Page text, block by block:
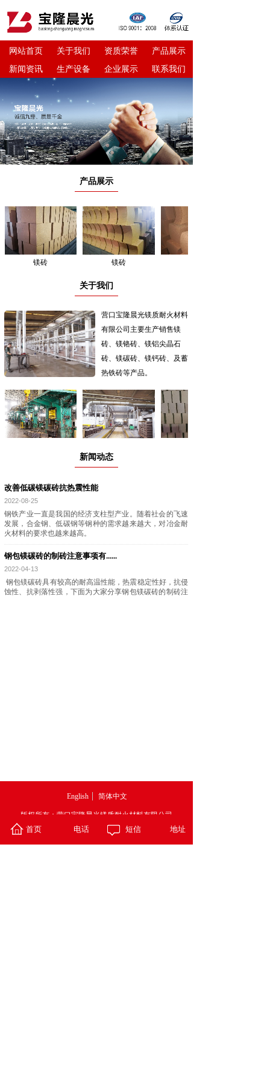
网站首页 关于我们 资质荣誉
产品展示
新闻资讯
生产设备 企业展示 联系我们
产品展示
镁砖 镁砖
关于我们
营口宝隆晨光镁质耐火材料
有限公司 主要生产销售镁
砖、镁铬砖、镁铝尖晶石
砖、镁碳砖、镁钙砖、及蓄
热铁砖等产品。
新闻动态
改善低碳镁碳砖抗热震性能
2022-08-25
钢铁产业一直是我国的经济支柱型产业。随着社会的飞速
发展，合金钢、低碳钢等钢种的需求越来越大，对冶金耐
火材料的要求也越来越高。
钢包镁碳砖的制砖注意事项有......
2022-04-13
钢包镁碳砖具有较高的耐高温性能，热震稳定性好，抗侵
蚀性、抗剥落性强，下面为大家分享钢包镁碳砖的制砖注
版权所有：营口宝隆晨光镁质耐火材料有限公司
玖橙网络提供技术支持
English 简体中文
首页 电话 短信 地址